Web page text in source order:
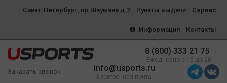
Санкт-Петербург, пр.Шаумяна д.2 Пункты выдачи Сервис
Информация Контакты
8 (800) 333 21 75
Ежедневно с 10 до 20
Заказать звонок info@usports.ru
Электронная почта